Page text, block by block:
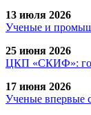
13 июля 2026
Ученые и
25 июня 2026
ЦКП «СКИФ»:
17 июня 2026
Ученые впервые